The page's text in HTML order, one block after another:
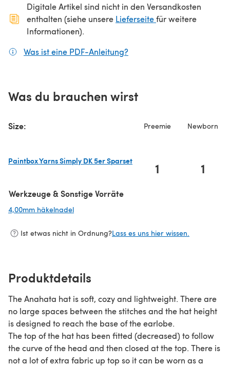
Digitale Artikel sind nicht in den Versandkosten
enthalten (siehe unsere Lieferseite(öffnet sich in
für weitere
Informationen).
Was ist eine PDF-Anleitung?
Was du brauchen wirst
Size: Preemie Newborn
Paintbox Yarns Simply DK 5er Sparset
1 1
Werkzeuge & Sonstige Vorräte
4,00mm häkelnadel
Ist etwas nicht in Ordnung?Lass es uns hier wissen.
Produktdetails
The Anahata hat is soft, cozy and lightweight. There are
no large spaces between the stitches and the hat height
is designed to reach the base of the earlobe.
The top of the hat has been fitted (decreased) to follow
the curve of the head and then closed at the top. There is
not a lot of extra fabric up top so it can be worn as a